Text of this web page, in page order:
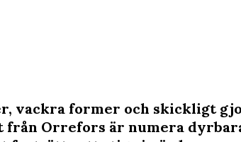
vackra former och skickligt
från Orrefors är numera